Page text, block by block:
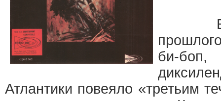
би-
Атлантики повеяло «третьим